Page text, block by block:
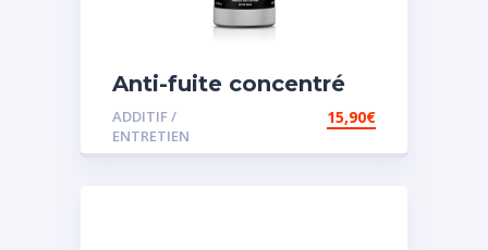
Anti-fuite concentré
pour direction
assistée
ADDITIF /
ENTRETIEN
15,90€